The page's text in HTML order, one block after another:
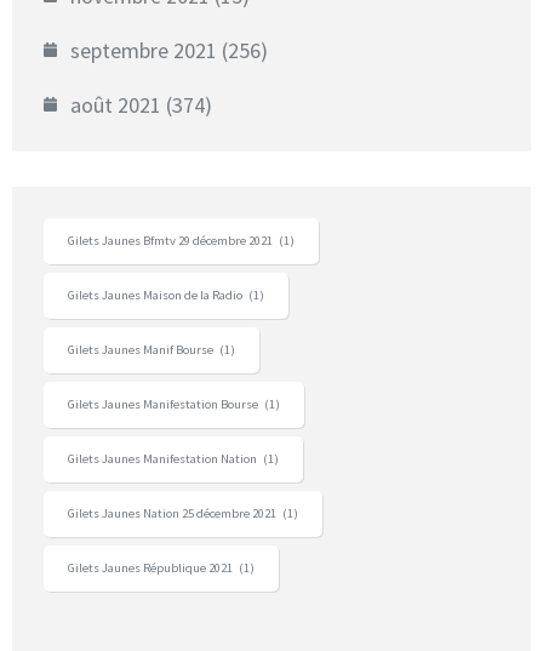
septembre 2021 (256)
août 2021 (374)
Gilets Jaunes Bfmtv 29 décembre 2021 (1)
Gilets Jaunes Maison de la Radio (1)
Gilets Jaunes Manif Bourse (1)
Gilets Jaunes Manifestation Bourse (1)
Gilets Jaunes Manifestation Nation (1)
Gilets Jaunes Nation 25 décembre 2021 (1)
Gilets Jaunes République 2021 (1)